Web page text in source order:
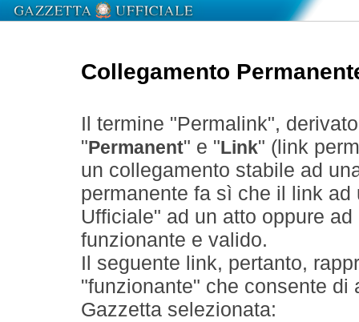
Collegamento
Il termine "Permalink",
" Permanent" e " Link" (link
un collegamento stabile ad
permanente fa sì che il link
Ufficiale" ad un atto oppure
funzionante e valido.
Il seguente link, pertanto,
"funzionante" che consente
Gazzetta selezionata: